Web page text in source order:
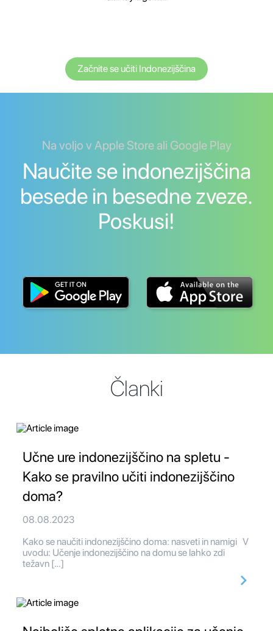
Začnite se učiti Indonezijščina
Na voljo v Apple Store ali Google Play
Naučite se indonezijščina
besede in besedne zveze.
Poskusi!
Članki
Učne ure indonezijščino na spletu -
Kako se pravilno učiti indonezijščino
doma?
08.08.2023
Kako se naučiti indonezijščino doma: nasveti in namigi V
uvodu: Učenje indonezijščino na domu se lahko zdi
težavn […]